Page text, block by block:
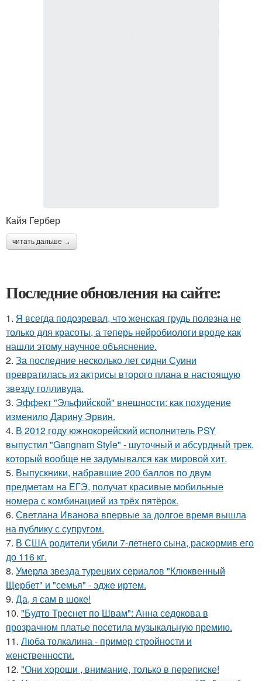
Кайя Гербер
читать дальше →
Последние обновления на сайте:
1. Я всегда подозревал, что женская грудь полезна не
только для красоты, а теперь нейробиологи вроде как
нашли этому научное объяснение.
2. За последние несколько лет сидни Суини
превратилась из актрисы второго плана в настоящую
звезду голливуда.
3. Эффект "Эльфийской" внешности: как похудение
изменило Дарину Эрвин.
4. В 2012 году южнокорейский исполнитель PSY
выпустил "Gangnam Style" - шуточный и абсурдный трек,
который вообще не задумывался как мировой хит.
5. Выпускники, набравшие 200 баллов по двум
предметам на ЕГЭ, получат красивые мобильные
номера с комбинацией из трёх пятёрок.
6. Светлана Иванова впервые за долгое время вышла
на публику с супругом.
7. В США родители убили 7-летнего сына, раскормив его
до 116 кг.
8. Умерла звезда турецких сериалов "Клюквенный
Щербет" и "семья" - эдже иртем.
9. Да, я сам в шоке!
10. "Будто Треснет по Швам": Анна седокова в
прозрачном платье посетила музыкальную премию.
11. Люба толкалина - пример стройности и
женственности.
12. "Они хороши , внимание, только в переписке!